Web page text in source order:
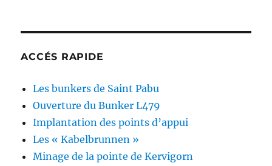
ACCÉS RAPIDE
Les bunkers de Saint Pabu
Ouverture du Bunker L479
Implantation des points d’appui
Les « Kabelbrunnen »
Minage de la pointe de Kervigorn